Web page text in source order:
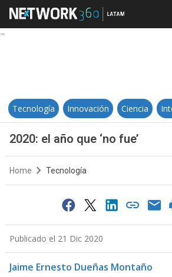
2020: el año
Tecnología Innovación Ciencia
2020: el año que ‘no fue’
Home Tecnología
Publicado el 21 Dic 2020
Jaime Ernesto Dueñas Montaño